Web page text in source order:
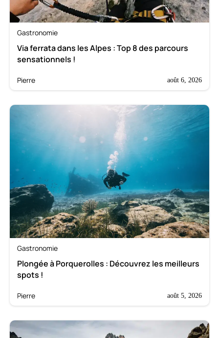
Gastronomie
Via ferrata dans les Alpes : Top 8 des parcours
sensationnels !
Pierre août 6, 2026
Gastronomie
Plongée à Porquerolles : Découvrez les meilleurs
spots !
Pierre août 5, 2026